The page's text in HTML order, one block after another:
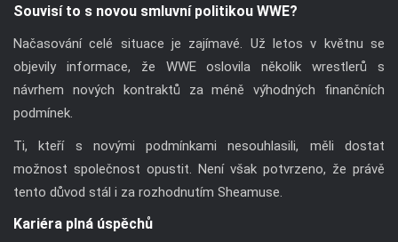
Souvisí to s novou smluvní politikou WWE?
Načasování celé situace je zajímavé. Už letos v květnu se
objevily informace, že WWE oslovila několik wrestlerů s
návrhem nových kontraktů za méně výhodných finančních
podmínek.
Ti, kteří s novými podmínkami nesouhlasili, měli dostat
možnost společnost opustit. Není však potvrzeno, že právě
tento důvod stál i za rozhodnutím Sheamuse.
Kariéra plná úspěchů